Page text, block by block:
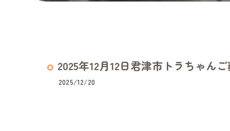
2025年12月12日君津市トラちゃん
2025/12/20